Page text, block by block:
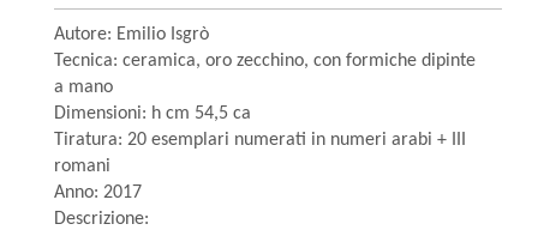
Autore: Emilio Isgrò
Tecnica: ceramica, oro zecchino, con formiche dipinte
a mano
Dimensioni: h cm 54,5 ca
Tiratura: 20 esemplari numerati in numeri arabi + III
romani
Anno: 2017
Descrizione: